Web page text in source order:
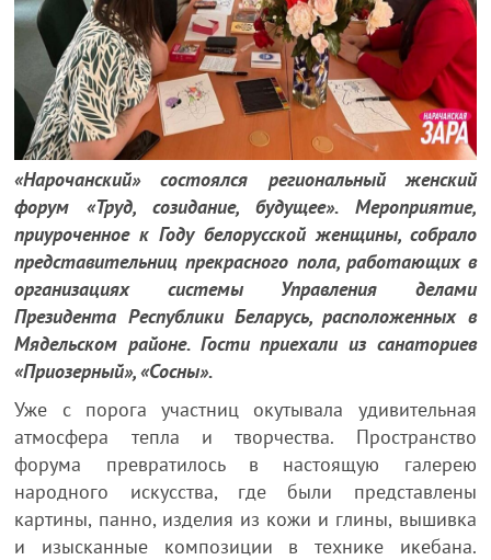
«Нарочанский» состоялся региональный женский
форум «Труд, созидание, будущее». Мероприятие,
приуроченное к Году белорусской женщины, собрало
представительниц прекрасного пола, работающих в
организациях системы Управления делами
Президента Республики Беларусь, расположенных в
Мядельском районе. Гости приехали из санаториев
«Приозерный», «Сосны».
Уже с порога участниц окутывала удивительная
атмосфера тепла и творчества. Пространство
форума превратилось в настоящую галерею
народного искусства, где были представлены
картины, панно, изделия из кожи и глины, вышивка
и изысканные композиции в технике икебана.